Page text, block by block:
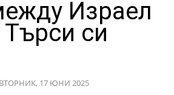
Израел
си
ВТОРНИК, 17 ЮНИ 2025